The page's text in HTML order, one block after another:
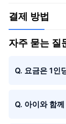
결제 방법
자주 묻는 질
Q. 요금은 1인
Q. 아이와 함